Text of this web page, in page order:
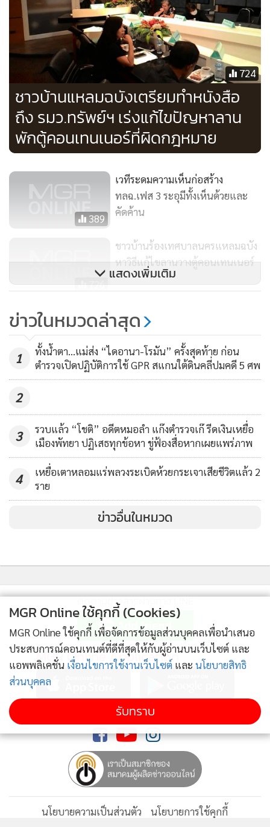
“ท่าเรือแหลมฉบัง ยังคงแผนดำเนินการก่อสร้างท่าเรือแหลม
ฉบัง ในระยะที่ 3 เพื่อรองรับจำนวนตู้สินค้าที่จะเต็มในส่วนของ
ท่าเทียบเรือชุด D ที่มีขีดความสามารถในการรองรับตู้สินค้าถึง
18 ล้านทีอียู ซึ่งขณะนี้อยู่ระหว่างการจัดทำ EHIA ที่จะต้อง
ดำเนินการให้แล้วเสร็จในเดือนมีนาคม 2561 จากนั้นจึงจะเสนอ
โครงการนี้ต่อคณะกรรมการการท่าเรือแห่งประเทศไทย
กระทรวงคมนาคม และหน่วยงานที่เกี่ยวข้อง คาดว่าจะสามารถ
เปิดท่าเทียบเรือชุดแรกฝั่ง F ได้เป็นอันดับแรก และหากการ
พัฒนาท่าเทียบเรือชุดแรกเป็นไปตามแผน ท่าเรือแหลมฉบัง ก็
จะเป็นท่าเรือขนาดใหญ่อีกแห่งหนึ่งของโลก” นายชุนณ์ลพัทธ์
724
ชาวบ้านแหลมฉบังเตรียมทำหนังสือ
ถึง รมว.ทรัพย์ฯ เร่งแก้ไขปัญหาลาน
พักตู้คอนเทนเนอร์ที่ผิดกฎหมาย
389
เวทีระดมความเห็นก่อสร้าง
ทลฉ.เฟส 3 ระอุมีทั้งเห็นด้วยและ
คัดค้าน
726
ชาวบ้านร้องเทศบาลนครแหลมฉบัง
หาวิธีแก้ไขลานวางตู้คอนเทนเนอร์
1,458
โกลก-กรุงเทพฯ ยึดสินค้าหนีภาษี
แสดงเพิ่มเติม
ข่าวในหมวดล่าสุด
1
ทั้งน้ำตา…แม่ส่ง “ไดอานา-โรมัน” ครั้งสุดท้าย ก่อน
ตำรวจเปิดปฏิบัติการใช้ GPR สแกนใต้ดินคลี่ปมคดี 5 ศพ
2
3
รวบแล้ว “โชติ” อดีตหมอลำ แก๊งตำรวจเก๊ รีดเงินเหยื่อ
เมืองพัทยา ปฏิเสธทุกข้อหา ขู่ฟ้องสื่อหากเผยแพร่ภาพ
4
เหยื่อเตาหลอมแร่พลวงระเบิดห้วยกระเจาเสียชีวิตแล้ว 2
ราย
ข่าวอื่นในหมวด
ติดตามข่าวสารผ่านทาง LINE
MGR Online Application
ติดตาม MGR Online
นโยบายความเป็นส่วนตัว
นโยบายการใช้คุกกี้
MGR Online ใช้คุกกี้ (Cookies)
MGR Online ใช้คุกกี้ เพื่อจัดการข้อมูลส่วนบุคคลเพื่อนำเสนอ
ประสบการณ์คอนเทนต์ที่ดีที่สุดให้กับผู้อ่านบนเว็บไซต์ และ
แอพพลิเคชั่น เงื่อนไขการใช้งานเว็บไซต์ และ นโยบายสิทธิ
ส่วนบุคคล
รับทราบ